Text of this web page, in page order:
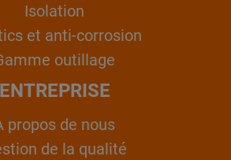
Isolation
et anti-corrosion
outillage
ENTREPRISE
propos de nous
de la qualité